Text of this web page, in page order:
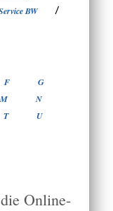
BW
/
F
G
M
N
T
U
Online-